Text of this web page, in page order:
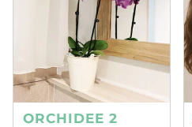
ORCHIDEE 2